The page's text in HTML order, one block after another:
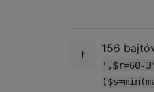
156
',$r=60-